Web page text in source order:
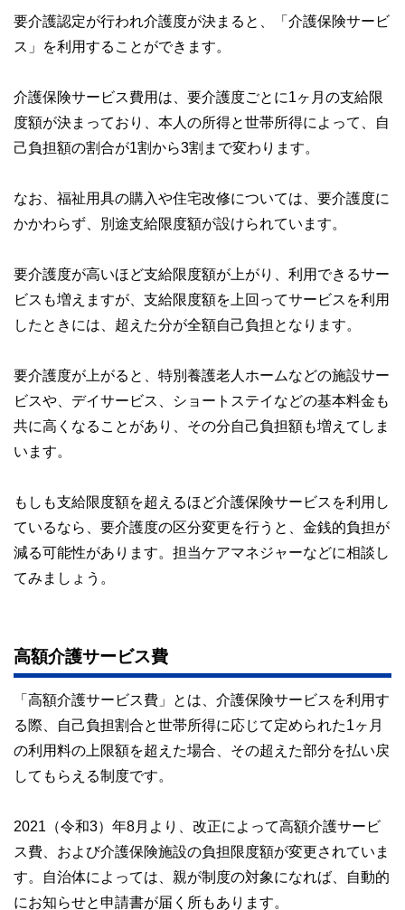
要介護認定が行われ介護度が決まると、「介護保険サービ
ス」を利用することができます。
介護保険サービス費用は、要介護度ごとに1ヶ月の支給限
度額が決まっており、本人の所得と世帯所得によって、自
己負担額の割合が1割から3割まで変わります。
なお、福祉用具の購入や住宅改修については、要介護度に
かかわらず、別途支給限度額が設けられています。
要介護度が高いほど支給限度額が上がり、利用できるサー
ビスも増えますが、支給限度額を上回ってサービスを利用
したときには、超えた分が全額自己負担となります。
要介護度が上がると、特別養護老人ホームなどの施設サー
ビスや、デイサービス、ショートステイなどの基本料金も
共に高くなることがあり、その分自己負担額も増えてしま
います。
もしも支給限度額を超えるほど介護保険サービスを利用し
ているなら、要介護度の区分変更を行うと、金銭的負担が
減る可能性があります。担当ケアマネジャーなどに相談し
てみましょう。
高額介護サービス費
「高額介護サービス費」とは、介護保険サービスを利用す
る際、自己負担割合と世帯所得に応じて定められた1ヶ月
の利用料の上限額を超えた場合、その超えた部分を払い戻
してもらえる制度です。
2021（令和3）年8月より、改正によって高額介護サービ
ス費、および介護保険施設の負担限度額が変更されていま
す。自治体によっては、親が制度の対象になれば、自動的
にお知らせと申請書が届く所もあります。